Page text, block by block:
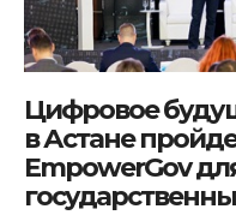
Цифровое
в Астане
EmpowerGov